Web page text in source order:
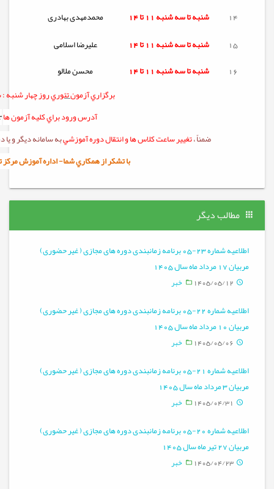
14
شنبه تاسه شنبه11 تا 14
محمدمهدی بهادری
15
شنبه تاسه شنبه11 تا 14
علیرضا اسلامی
16
شنبه تاسه شنبه11 تا 14
محسن ملالو
برگزاري آزمونتئوريروز چهار شنبه :
آدرس ورود براي کليه آزمون ها
ضمناً ،تغيير ساعت کلاس ها و انتقال دوره آموزشيبه سامانه ديگر و
با تشکر از همکاري شما- اداره آموزش مرکز تربيت
مطالب دیگر
اطلاعیه شماره 23-05 برنامه زمانبندی دوره های مجازی ( غیر حضوری)
مربیان 17 مرداد ماه سال 1405
1405/05/12 خبر
اطلاعیه شماره 22-05 برنامه زمانبندی دوره های مجازی ( غیر حضوری)
مربیان 10 مرداد ماه سال 1405
1405/05/06 خبر
اطلاعیه شماره 21-05 برنامه زمانبندی دوره های مجازی ( غیر حضوری)
مربیان 3 مرداد ماه سال 1405
1405/04/31 خبر
اطلاعیه شماره 20-05 برنامه زمانبندی دوره های مجازی ( غیر حضوری)
مربیان 27 تیر ماه سال 1405
1405/04/23 خبر